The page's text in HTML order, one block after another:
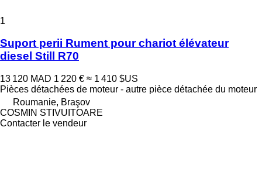
1
Suport perii Rument pour chariot élévateur
diesel Still R70
13 120 MAD 1 220 € ≈ 1 410 $US
Pièces détachées de moteur - autre pièce détachée du moteur
Roumanie, Braşov
COSMIN STIVUITOARE
Contacter le vendeur